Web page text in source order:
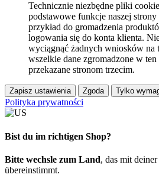
Technicznie niezbędne pliki
podstawowe funkcje naszej strony
przykład do gromadzenia
logowania się do konta klienta.
wyciągnąć żadnych wniosków na
wszelkie dane zgromadzone w
przekazane stronom trzecim.
Zapisz ustawienia Zgoda Tylko
Polityka prywatności
Bist du im richtigen Shop?
Bitte wechsle zum Land, das mit
übereinstimmt.